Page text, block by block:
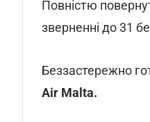
Повністю
зверненні до 31
Беззастережно
Air Malta.